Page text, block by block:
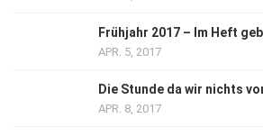
Frühjahr 2017 – Im Heft
APR. 5, 2017
Die Stunde da wir nichts
APR. 8, 2017